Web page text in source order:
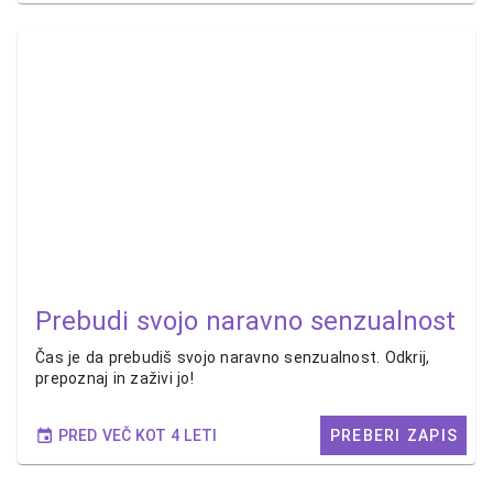
Prebudi svojo naravno senzualnost
Čas je da prebudiš svojo naravno senzualnost. Odkrij,
prepoznaj in zaživi jo!
PRED VEČ KOT 4 LETI PREBERI ZAPIS